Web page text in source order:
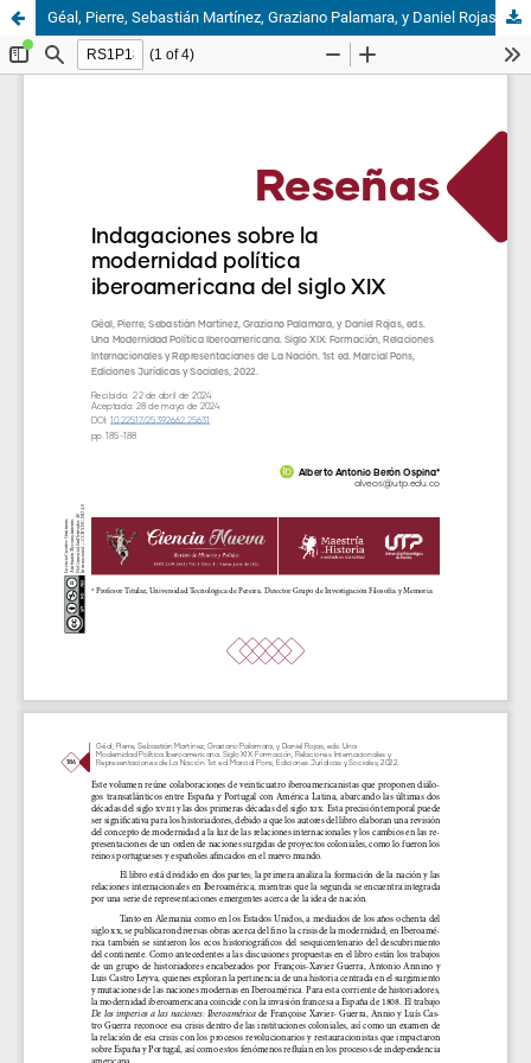
Géal, Pierre, Sebastián Martínez, Graziano Palamara, y Daniel Rojas, eds. Una modernidad política iberoamericana. Siglo XIX: formación, relaciones internacionales y representaciones de la nación. 1st ed. Marcial Pons, ediciones jurídicas y sociales, 2022